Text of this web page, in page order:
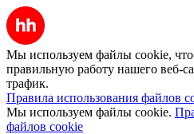
Мы используем файлы cookie,
правильную работу нашего веб-
трафик.
Правила использования файлов
Мы используем файлы cookie.
файлов cookie